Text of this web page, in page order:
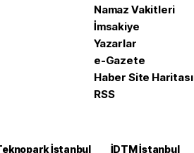
Namaz Vakitleri
İmsakiye
Yazarlar
e-Gazete
Haber Site Haritası
RSS
İstanbul İDTM İstanbul